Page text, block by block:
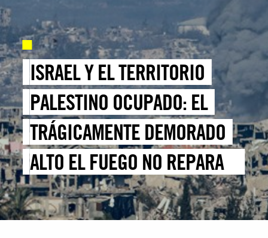
ISRAEL Y EL TERRITORIO
PALESTINO OCUPADO: EL
TRÁGICAMENTE DEMORADO
ALTO EL FUEGO NO REPARARÁ
LAS VIDAS DE PALESTINOS Y
PALESTINAS DESTROZADAS